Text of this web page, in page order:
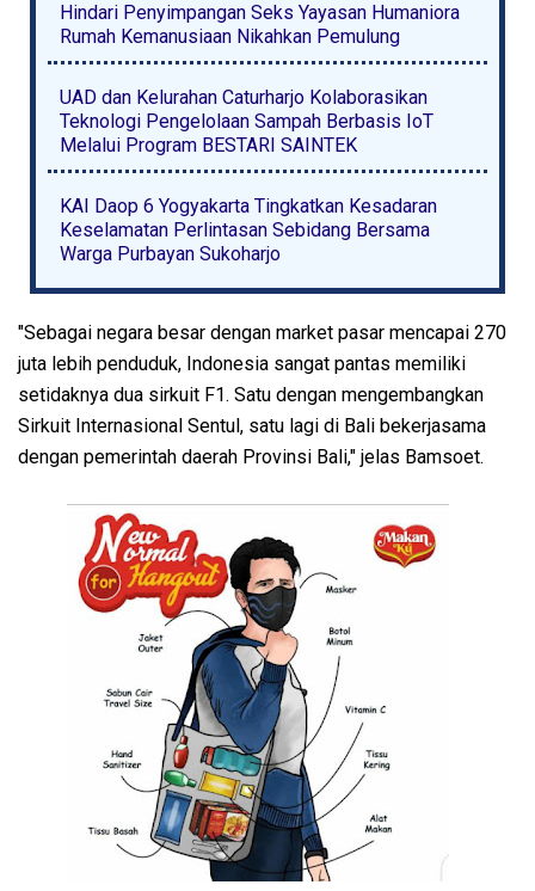
Hindari Penyimpangan Seks Yayasan Humaniora
Rumah Kemanusiaan Nikahkan Pemulung
UAD dan Kelurahan Caturharjo Kolaborasikan
Teknologi Pengelolaan Sampah Berbasis IoT
Melalui Program BESTARI SAINTEK
KAI Daop 6 Yogyakarta Tingkatkan Kesadaran
Keselamatan Perlintasan Sebidang Bersama
Warga Purbayan Sukoharjo
"Sebagai negara besar dengan market pasar mencapai 270
juta lebih penduduk, Indonesia sangat pantas memiliki
setidaknya dua sirkuit F1. Satu dengan mengembangkan
Sirkuit Internasional Sentul, satu lagi di Bali bekerjasama
dengan pemerintah daerah Provinsi Bali," jelas Bamsoet.